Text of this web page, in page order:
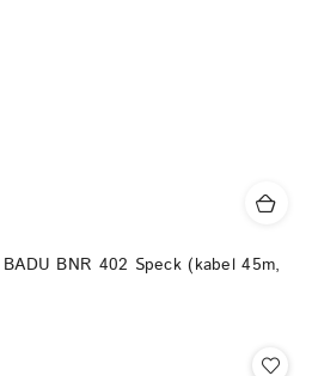
BNR 402 Speck (kabel 45m,